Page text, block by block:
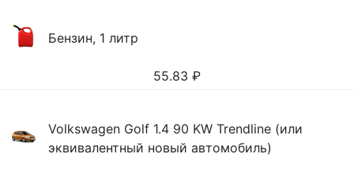
Бензин, 1 литр
55.83 ₽
Volkswagen Golf 1.4 90 KW Trendline (или
эквивалентный новый автомобиль)